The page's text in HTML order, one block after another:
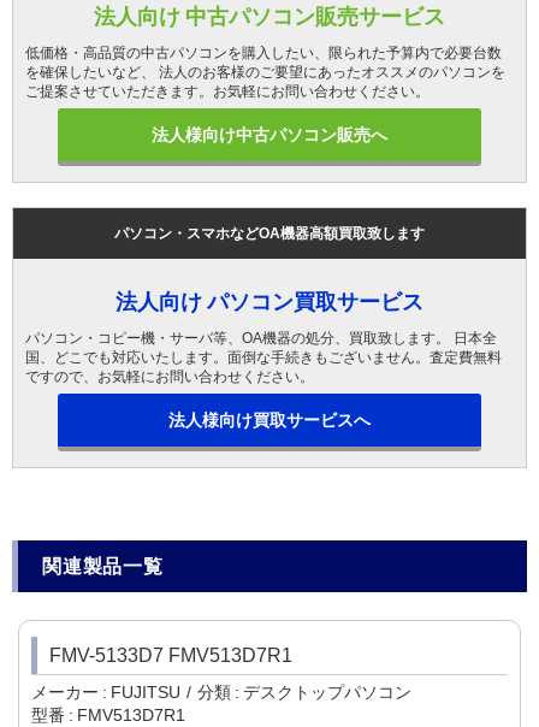
法人向け 中古パソコン販売サービス
低価格・高品質の中古パソコンを購入したい、限られた予算内で必要台数
を確保したいなど、 法人のお客様のご要望にあったオススメのパソコンを
ご提案させていただきます。お気軽にお問い合わせください。
法人様向け中古パソコン販売へ
パソコン・スマホなどOA機器高額買取致します
法人向け パソコン買取サービス
パソコン・コピー機・サーバ等、OA機器の処分、買取致します。 日本全
国、どこでも対応いたします。面倒な手続きもございません。査定費無料
ですので、お気軽にお問い合わせください。
法人様向け買取サービスへ
関連製品一覧
FMV-5133D7 FMV513D7R1
メーカー FUJITSU 分類
デスクトップパソコン
型番
FMV513D7R1